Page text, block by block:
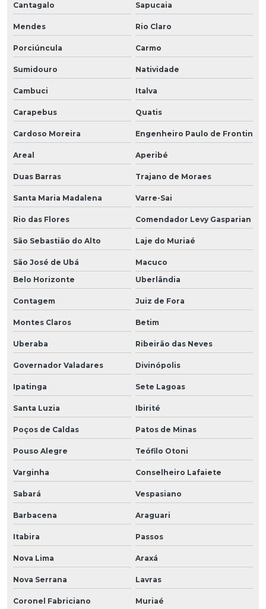
Cantagalo Sapucaia
Mendes Rio Claro
Porciúncula Carmo
Sumidouro Natividade
Cambuci Italva
Carapebus Quatis
Cardoso Moreira Engenheiro Paulo de Frontin
Areal Aperibé
Duas Barras Trajano de Moraes
Santa Maria Madalena Varre-Sai
Rio das Flores Comendador Levy Gasparian
São Sebastião do Alto Laje do Muriaé
São José de Ubá
Macuco
Belo Horizonte
Uberlândia
Contagem Juiz de Fora
Montes Claros Betim
Uberaba Ribeirão das Neves
Governador Valadares Divinópolis
Ipatinga Sete Lagoas
Santa Luzia Ibirité
Poços de Caldas Patos de Minas
Pouso Alegre Teófilo Otoni
Varginha Conselheiro Lafaiete
Sabará Vespasiano
Barbacena Araguari
Itabira Passos
Nova Lima Araxá
Nova Serrana Lavras
Coronel Fabriciano Muriaé